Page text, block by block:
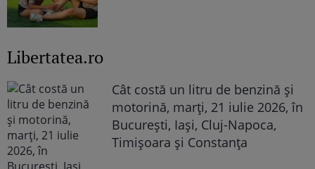
Libertatea.ro
Cât costă un litru de benzină și
motorină, marți, 21 iulie 2026, în
București, Iași, Cluj-Napoca,
Timișoara și Constanța